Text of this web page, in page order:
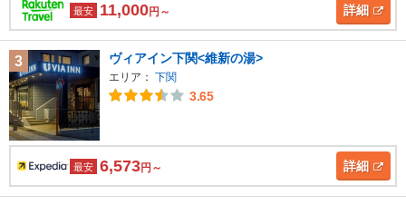
最安 11,000円～ 詳細
3 ヴィアイン下関<維新の湯>
エリア： 下関
3.65
最安 6,573円～ 詳細